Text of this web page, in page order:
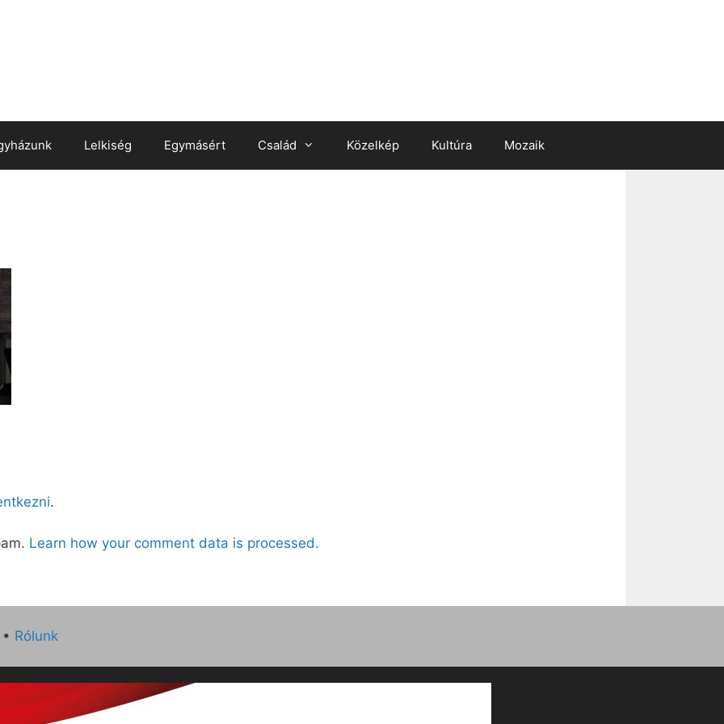
Lelkiség Egymásért Család Közelkép Kultúra Mozaik
.
Learn how your comment data is processed.
• Rólunk